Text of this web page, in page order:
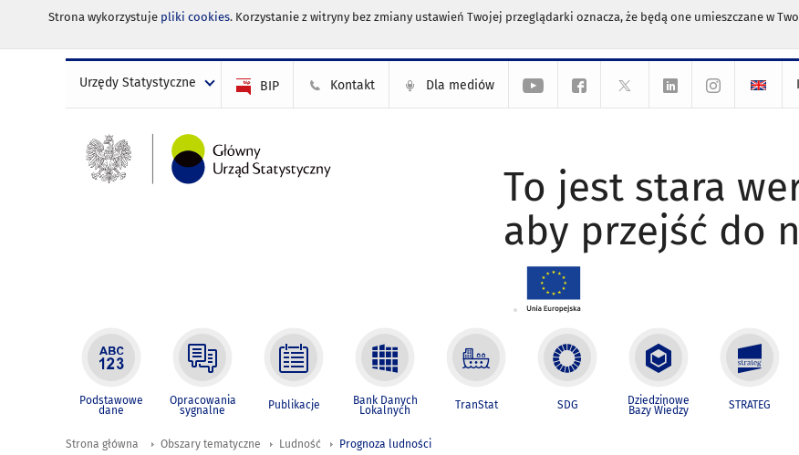
Strona wykorzystuje pliki cookies. Korzystanie z witryny bez zmiany ustawień Twojej przeglądarki oznacza, że będą one umieszczane w
Urzędy Statystyczne BIP Kontakt Dla mediów
To jest stara
aby przejść do
Podstawowe
dane
Opracowania
sygnalne Publikacje Bank Danych
Lokalnych TranStat SDG Dziedzinowe
Bazy Wiedzy STRATEG
Strona główna Obszary tematyczne Ludność Prognoza ludności